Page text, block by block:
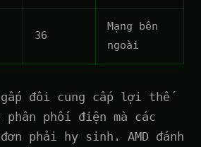
36
Mạng bên
ngoài
gấp đôi cung cấp lợi thế
phân phối điện mà các
phải hy sinh. AMD đánh